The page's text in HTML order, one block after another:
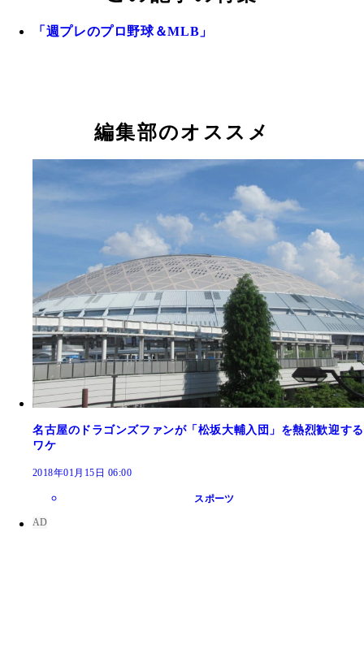
「週プレのプロ野球＆MLB」
編集部のオススメ
名古屋のドラゴンズファンが「松坂大輔入団」を熱烈歓迎する
ワケ
2018年01月15日 06:00
スポーツ